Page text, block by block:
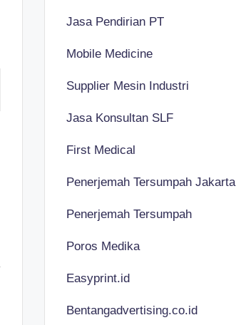
Jasa Pendirian PT
Mobile Medicine
Supplier Mesin Industri
Jasa Konsultan SLF
First Medical
Penerjemah Tersumpah Jakarta
Penerjemah Tersumpah
Poros Medika
Easyprint.id
Bentangadvertising.co.id